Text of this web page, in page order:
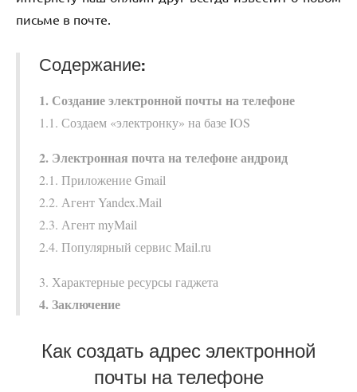
письме в почте.
Содержание:
1. Создание электронной почты на телефоне
1.1. Создаем «электронку» на базе IOS
2. Электронная почта на телефоне андроид
2.1. Приложение Gmail
2.2. Агент Yandex.Mail
2.3. Агент myMail
2.4. Популярный сервис Mail.ru
3. Характерные ресурсы гаджета
4. Заключение
Как создать адрес электронной
почты на телефоне